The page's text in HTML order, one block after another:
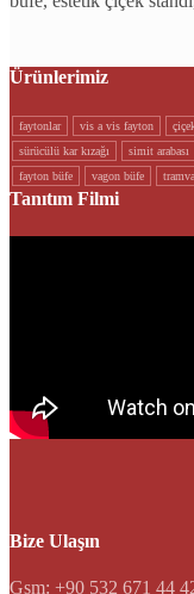
Ürünlerimiz
faytonlar vi̇s a vi̇s fayton
sürücülü kar kizaği
si̇mi̇t arabasi
fayton büfe
vagon büfe
Tanıtım Filmi
Bize Ulaşın
Gsm: +90 532 671 44